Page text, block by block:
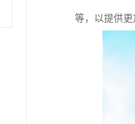
等，以提供更